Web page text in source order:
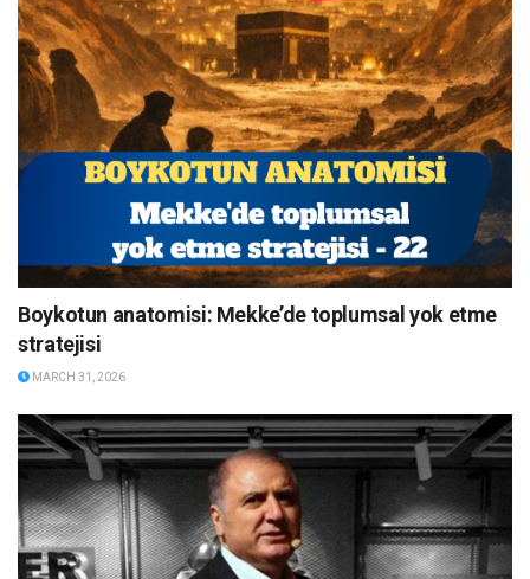
Boykotun anatomisi: Mekke’de toplumsal yok etme
stratejisi
MARCH 31, 2026